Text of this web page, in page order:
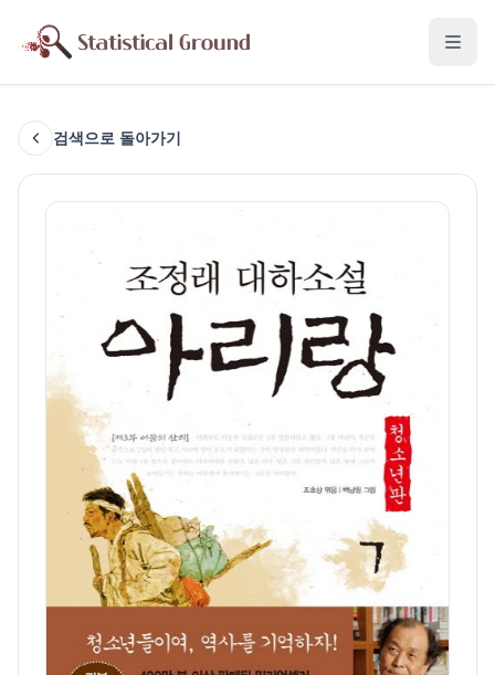
검색으로 돌아가기